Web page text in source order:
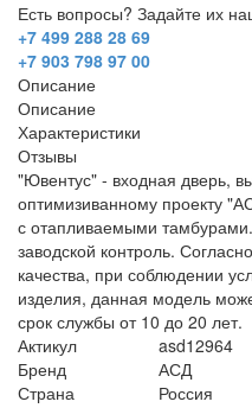
Есть вопросы? Задайте их
+7 499 288 28 69
+7 903 798 97 00
Описание
Описание
Характеристики
Отзывы
"Ювентус" - входная дверь,
оптимизиванному проекту
с отапливаемыми
заводской контроль.
качества, при соблюдении
изделия, данная модель
срок службы от 10 до 20 лет.
Актикул
asd12964
Бренд
АСД
Страна
Россия